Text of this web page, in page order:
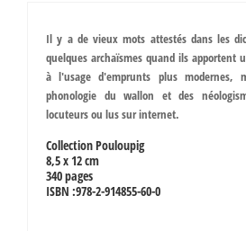
Il y a de vieux mots attestés dans les
quelques archaïsmes quand ils apportent
à l'usage d'emprunts plus modernes,
phonologie du wallon et des
locuteurs ou lus sur internet.
Collection Pouloupig
8,5 x 12 cm
340 pages
ISBN :978-2-914855-60-0